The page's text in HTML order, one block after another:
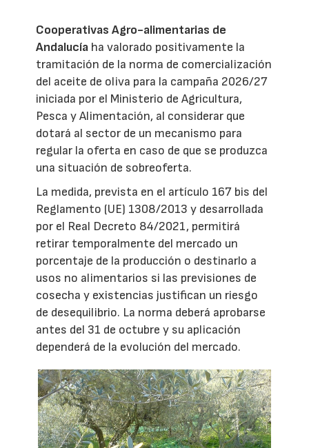
Cooperativas Agro-alimentarias de
Andalucía ha valorado positivamente la
tramitación de la norma de comercialización
del aceite de oliva para la campaña 2026/27
iniciada por el Ministerio de Agricultura,
Pesca y Alimentación, al considerar que
dotará al sector de un mecanismo para
regular la oferta en caso de que se produzca
una situación de sobreoferta.
La medida, prevista en el artículo 167 bis del
Reglamento (UE) 1308/2013 y desarrollada
por el Real Decreto 84/2021, permitirá
retirar temporalmente del mercado un
porcentaje de la producción o destinarlo a
usos no alimentarios si las previsiones de
cosecha y existencias justifican un riesgo
de desequilibrio. La norma deberá aprobarse
antes del 31 de octubre y su aplicación
dependerá de la evolución del mercado.